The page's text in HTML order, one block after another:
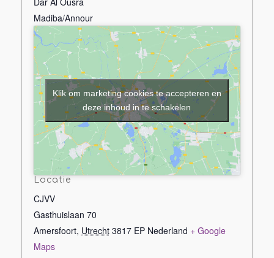
Madiba/Annour
Locatie
CJVV
Gasthuislaan 70
Amersfoort, Utrecht 3817 EP Nederland + Google
Maps
Klik om marketing cookies te accepteren en
deze inhoud in te schakelen